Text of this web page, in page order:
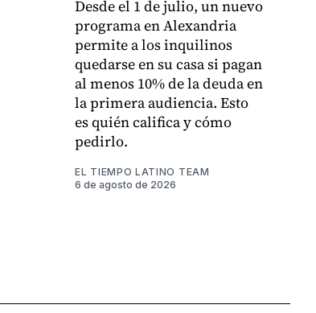
Desde el 1 de julio, un nuevo
programa en Alexandria
permite a los inquilinos
quedarse en su casa si pagan
al menos 10% de la deuda en
la primera audiencia. Esto
es quién califica y cómo
pedirlo.
EL TIEMPO LATINO TEAM
6 de agosto de 2026